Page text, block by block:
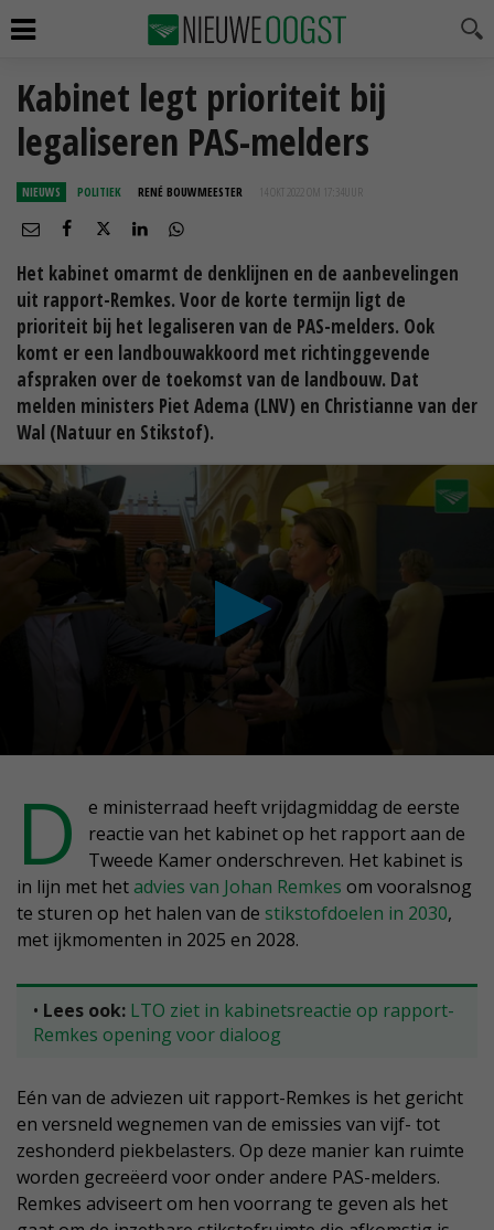
Kabinet legt prioriteit bij
legaliseren PAS-melders
NIEUWS POLITIEK RENÉ BOUWMEESTER 14 OKT 2022 OM 17:34
Het kabinet omarmt de denklijnen en de aanbevelingen
uit rapport-Remkes. Voor de korte termijn ligt de
prioriteit bij het legaliseren van de PAS-melders. Ook
komt er een landbouwakkoord met richtinggevende
afspraken over de toekomst van de landbouw. Dat
melden ministers Piet Adema (LNV) en Christianne van der
Wal (Natuur en Stikstof).
D
e ministerraad heeft vrijdagmiddag de eerste
reactie van het kabinet op het rapport aan de
Tweede Kamer onderschreven. Het kabinet is
in lijn met hetadvies van Johan Remkes om vooralsnog
te sturen op het halen van de stikstofdoelen in 2030,
met ijkmomenten in 2025 en 2028.
• Lees ook: LTO ziet in kabinetsreactie op rapport-
Remkes opening voor dialoog
Eén van de adviezen uit rapport-Remkes is het gericht
en versneld wegnemen van de emissies van vijf- tot
zeshonderd piekbelasters. Op deze manier kan ruimte
worden gecreëerd voor onder andere PAS-melders.
Remkes adviseert om hen voorrang te geven als het